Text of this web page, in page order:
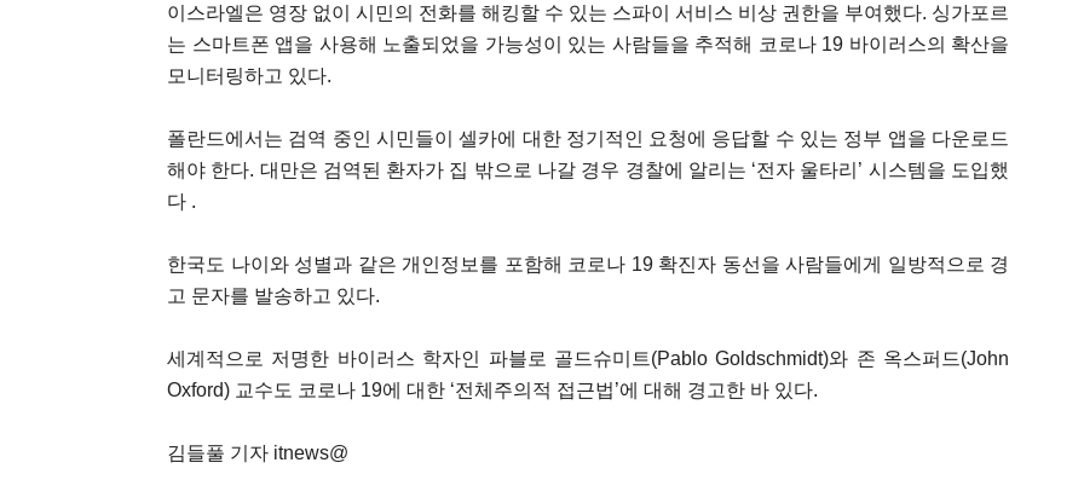
이스라엘은 영장 없이 시민의 전화를 해킹할 수 있는 스파이 서비스 비상 권한을 부여했다. 싱가포르
는 스마트폰 앱을 사용해 노출되었을 가능성이 있는 사람들을 추적해 코로나 19 바이러스의 확산을
모니터링하고 있다.
폴란드에서는 검역 중인 시민들이 셀카에 대한 정기적인 요청에 응답할 수 있는 정부 앱을 다운로드
해야 한다. 대만은 검역된 환자가 집 밖으로 나갈 경우 경찰에 알리는 ‘전자 울타리’ 시스템을 도입했
다 .
한국도 나이와 성별과 같은 개인정보를 포함해 코로나 19 확진자 동선을 사람들에게 일방적으로 경
고 문자를 발송하고 있다.
세계적으로 저명한 바이러스 학자인 파블로 골드슈미트(Pablo Goldschmidt)와 존 옥스퍼드(John
Oxford) 교수도 코로나 19에 대한 ‘전체주의적 접근법’에 대해 경고한 바 있다.
김들풀 기자 itnews@